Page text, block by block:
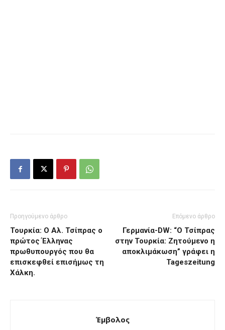
Προηγούμενο άρθρο
Τουρκία: Ο Αλ. Τσίπρας ο
πρώτος Έλληνας
πρωθυπουργός που θα
επισκεφθεί επισήμως τη
Χάλκη.
Επόμενο άρθρο
Γερμανία-DW: “O Τσίπρας
στην Τουρκία: Zητούμενο η
αποκλιμάκωση” γράφει η
Tageszeitung
Έμβολος